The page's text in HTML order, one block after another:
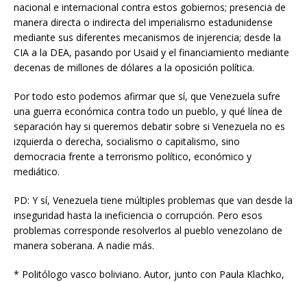
nacional e internacional contra estos gobiernos; presencia de
manera directa o indirecta del imperialismo estadunidense
mediante sus diferentes mecanismos de injerencia; desde la
CIA a la DEA, pasando por Usaid y el financiamiento mediante
decenas de millones de dólares a la oposición política.
Por todo esto podemos afirmar que sí, que Venezuela sufre
una guerra económica contra todo un pueblo, y qué línea de
separación hay si queremos debatir sobre si Venezuela no es
izquierda o derecha, socialismo o capitalismo, sino
democracia frente a terrorismo político, económico y
mediático.
PD: Y sí, Venezuela tiene múltiples problemas que van desde la
inseguridad hasta la ineficiencia o corrupción. Pero esos
problemas corresponde resolverlos al pueblo venezolano de
manera soberana. A nadie más.
* Politólogo vasco boliviano. Autor, junto con Paula Klachko,